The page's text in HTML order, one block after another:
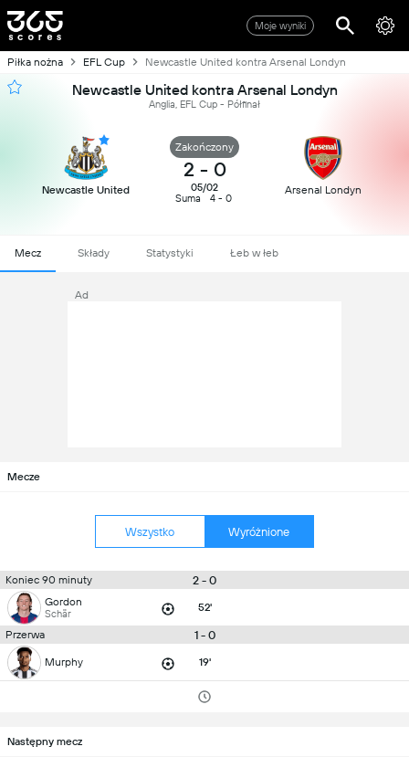
Moje wyniki
Piłka nożna EFL Cup Newcastle United kontra Arsenal Londyn
Newcastle United kontra Arsenal Londyn
Anglia, EFL Cup - Półfinał
Newcastle United
Zakończony
2 - 0
05/02
Suma
4 - 0
Arsenal Londyn
Mecz Składy Statystyki Łeb w łeb
Ad
Mecze
Wszystko Wyróżnione
Koniec 90 minuty 2 - 0
Gordon
Schär 52'
Przerwa 1 - 0
Murphy 19'
Następny mecz